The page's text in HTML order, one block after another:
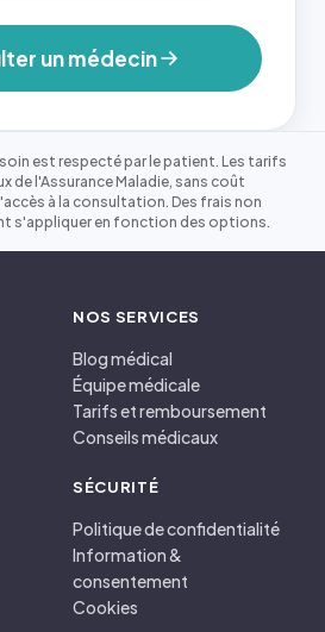
un médecin
est respecté par le patient. Les tarifs
de l'Assurance Maladie, sans coût
à la consultation. Des frais non
s'appliquer en fonction des options.
NOS SERVICES
Blog médical
Équipe médicale
Tarifs et remboursement
Conseils médicaux
SÉCURITÉ
Politique de confidentialité
Information &
consentement
Cookies